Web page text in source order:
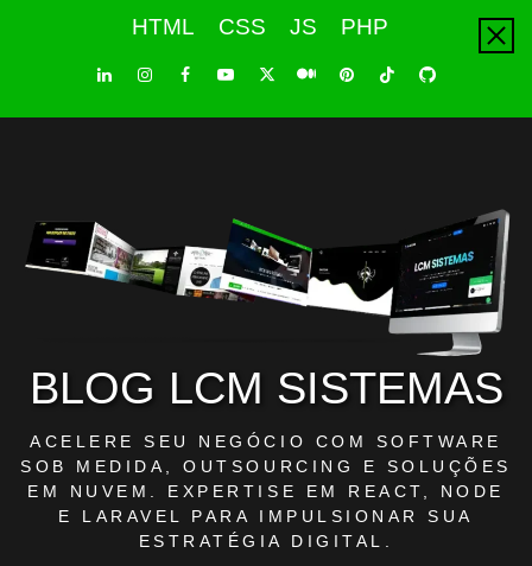
HTML CSS JS PHP
LinkedInInstagramFacebookYoutube
X PinterestTiktokGithub
BLOG LCM SISTEMAS
ACELERE SEU NEGÓCIO COM SOFTWARE
SOB MEDIDA, OUTSOURCING E SOLUÇÕES
EM NUVEM. EXPERTISE EM REACT, NODE
E LARAVEL PARA IMPULSIONAR SUA
ESTRATÉGIA DIGITAL.